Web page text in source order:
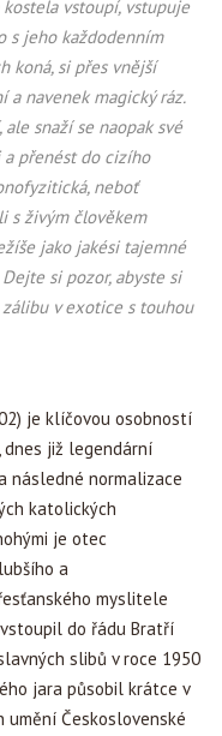
vstoupí, vstupuje
s jeho každodenním
koná, si přes vnější
a navenek magický ráz.
snaží se naopak své
přenést do cizího
neboť
s živým člověkem
jako jakési tajemné
Dejte si pozor, abyste si
v exotice s touhou
je klíčovou osobností
již legendární
následné normalizace
katolických
je otec
a
myslitele
do řádu Bratří
slibů v roce 1950
jara působil krátce v
Československé